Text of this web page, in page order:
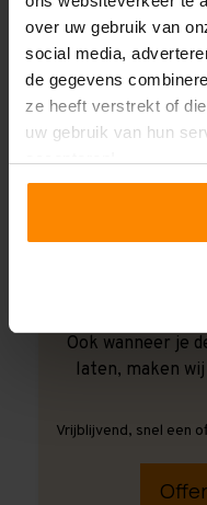
over uw gebruik van
social media,
de gegevens
ze heeft verstrekt of
uw gebruik van hun
Ook wanneer je
laten, maken
Vrijblijvend, snel een